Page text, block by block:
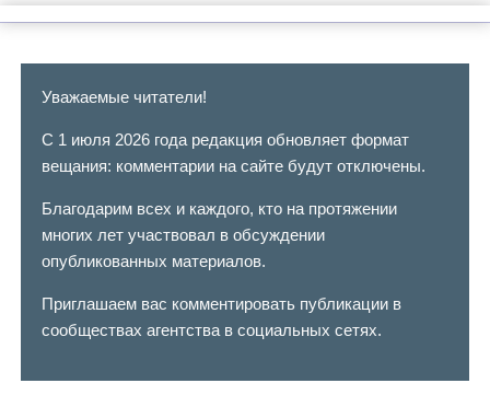
Уважаемые читатели!
С 1 июля 2026 года редакция обновляет формат
вещания: комментарии на сайте будут отключены.
Благодарим всех и каждого, кто на протяжении
многих лет участвовал в обсуждении
опубликованных материалов.
Приглашаем вас комментировать публикации в
сообществах агентства в социальных сетях.